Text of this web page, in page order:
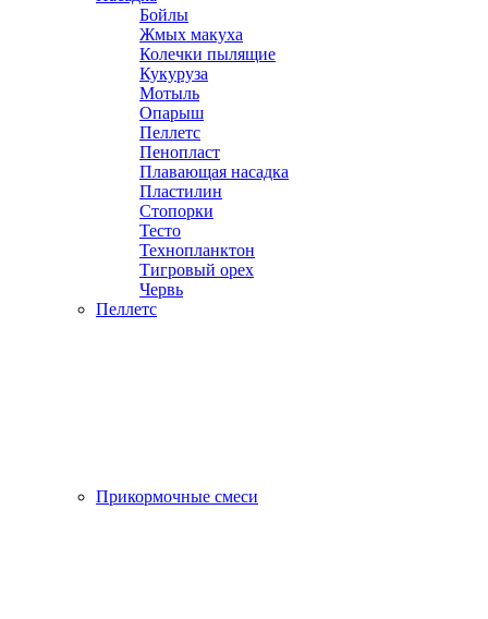
Бойлы
Жмых макуха
Колечки пылящие
Кукуруза
Мотыль
Опарыш
Пеллетс
Пенопласт
Плавающая насадка
Пластилин
Стопорки
Тесто
Технопланктон
Тигровый орех
Червь
Пеллетс
Прикормочные смеси